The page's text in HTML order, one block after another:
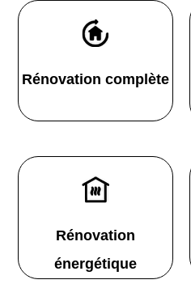
Rénovation complète
Rénovation
énergétique